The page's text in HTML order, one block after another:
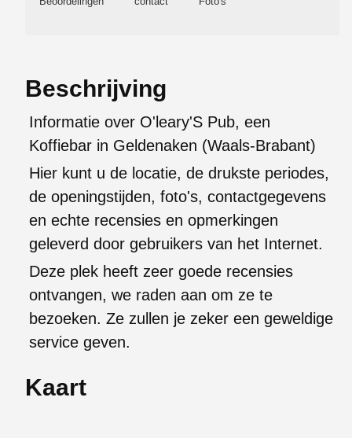
Beschrijving
Informatie over O'leary'S Pub, een
Koffiebar in Geldenaken (Waals-Brabant)
Hier kunt u de locatie, de drukste periodes,
de openingstijden, foto's, contactgegevens
en echte recensies en opmerkingen
geleverd door gebruikers van het Internet.
Deze plek heeft zeer goede recensies
ontvangen, we raden aan om ze te
bezoeken. Ze zullen je zeker een geweldige
service geven.
Kaart